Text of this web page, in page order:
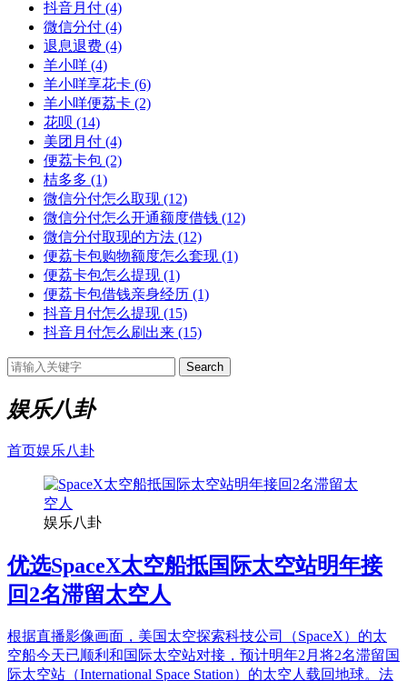
抖音月付 (4)
微信分付 (4)
退息退费 (4)
羊小咩 (4)
羊小咩享花卡 (6)
羊小咩便荔卡 (2)
花呗 (14)
美团月付 (4)
便荔卡包 (2)
桔多多 (1)
微信分付怎么取现 (12)
微信分付怎么开通额度借钱 (12)
微信分付取现的方法 (12)
便荔卡包购物额度怎么套现 (1)
便荔卡包怎么提现 (1)
便荔卡包借钱亲身经历 (1)
抖音月付怎么提现 (15)
抖音月付怎么刷出来 (15)
Search
娱乐八卦
首页娱乐八卦
娱乐八卦
优选SpaceX太空船抵国际太空站明年接
回2名滞留太空人
根据直播影像画面，美国太空探索科技公司（SpaceX）的太
空船今天已顺利和国际太空站对接，预计明年2月将2名滞留国
际太空站（International Space Station）的太空人载回地球。法